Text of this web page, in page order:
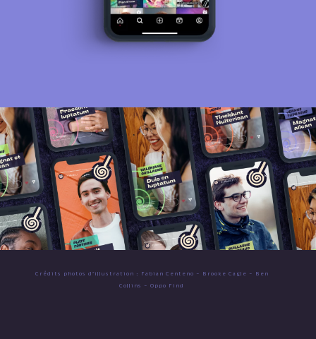
Crédits photos d'illustration : Fabian Centeno - Brooke Cagle - Ben
Collins - Oppo Find